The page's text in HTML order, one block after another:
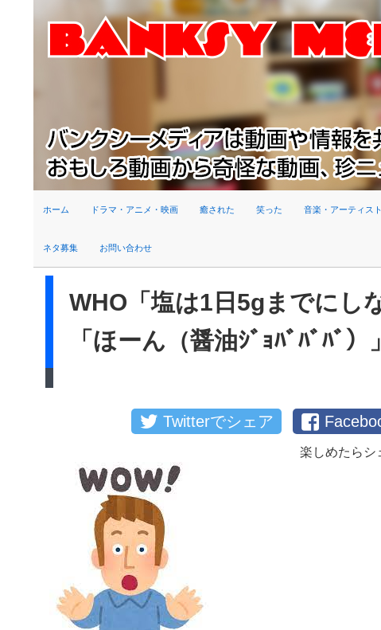
ホーム ドラマ・アニメ・映画 癒された 笑った 音楽・アーティスト
ネタ募集 お問い合わせ
WHO「塩は1日5gまでにし
「ほーん（醤油ｼﾞｮﾊﾞﾊﾞﾊﾞ）」
Twitterでシェア
楽しめたらシ